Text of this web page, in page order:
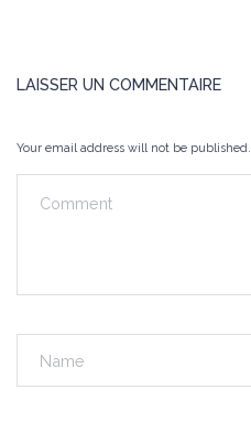
LAISSER UN COMMENTAIRE
Your email address will not be published.